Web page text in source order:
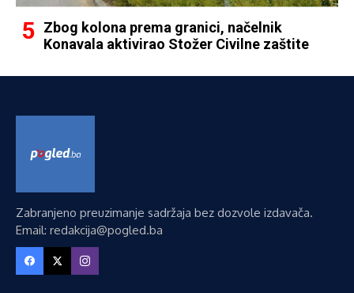
Zbog kolona prema granici, načelnik
Konavala aktivirao Stožer Civilne zaštite
Zabranjeno preuzimanje sadržaja bez dozvole izdavača.
Email: redakcija@pogled.ba